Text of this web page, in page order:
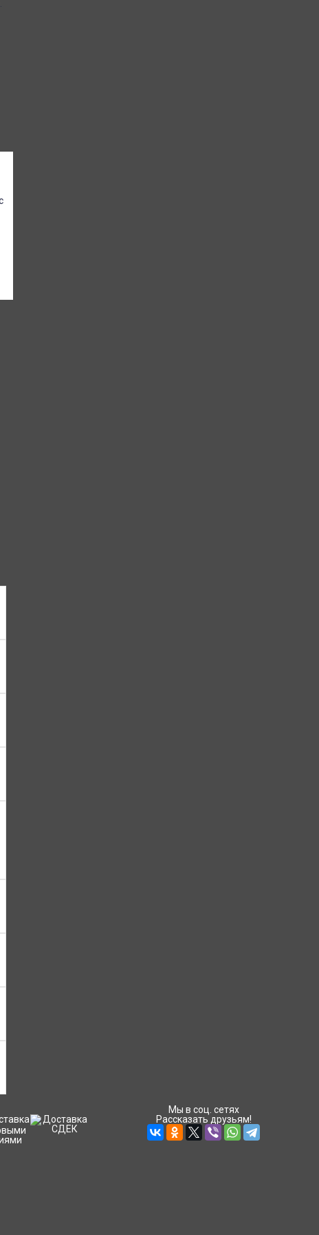
Мы в соц. сетях
Рассказать друзьям!